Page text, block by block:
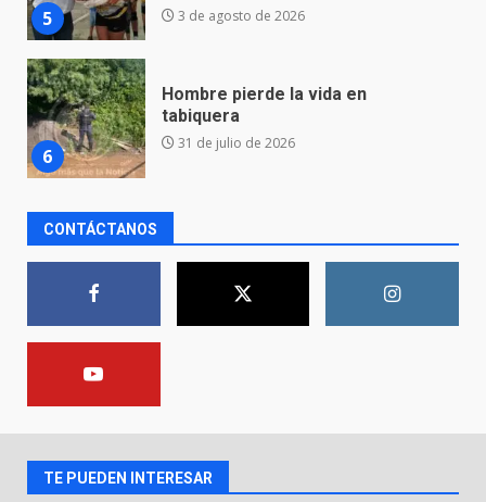
6
7
Emboscada a policías en Yuriria
6 de agosto de 2026
2 5 de agosto de 2026
FISCALÍA GENERAL DEL ESTADO
CONTÁCTANOS
TE PUEDEN INTERESAR